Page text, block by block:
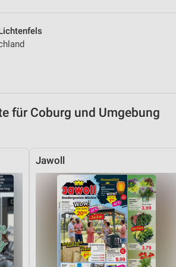
für Coburg und Umgebung
Jawoll